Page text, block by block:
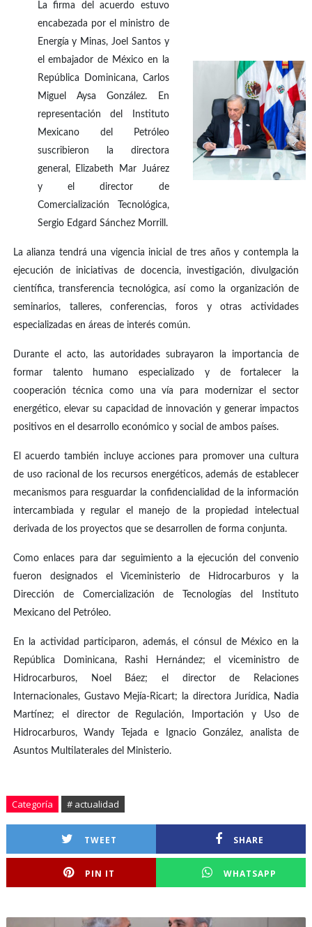
La firma del acuerdo estuvo
encabezada por el ministro de
Energía y Minas, Joel Santos y
el embajador de México en la
República Dominicana, Carlos
Miguel Aysa González. En
representación del Instituto
Mexicano del Petróleo
suscribieron la directora
general, Elizabeth Mar Juárez
y el director de
Comercialización Tecnológica,
Sergio Edgard Sánchez Morrill.
La alianza tendrá una vigencia inicial de tres años y contempla la
ejecución de iniciativas de docencia, investigación, divulgación
científica, transferencia tecnológica, así como la organización de
seminarios, talleres, conferencias, foros y otras actividades
especializadas en áreas de interés común.
Durante el acto, las autoridades subrayaron la importancia de
formar talento humano especializado y de fortalecer la
cooperación técnica como una vía para modernizar el sector
energético, elevar su capacidad de innovación y generar impactos
positivos en el desarrollo económico y social de ambos países.
El acuerdo también incluye acciones para promover una cultura
de uso racional de los recursos energéticos, además de establecer
mecanismos para resguardar la confidencialidad de la información
intercambiada y regular el manejo de la propiedad intelectual
derivada de los proyectos que se desarrollen de forma conjunta.
Como enlaces para dar seguimiento a la ejecución del convenio
fueron designados el Viceministerio de Hidrocarburos y la
Dirección de Comercialización de Tecnologías del Instituto
Mexicano del Petróleo.
En la actividad participaron, además, el cónsul de México en la
República Dominicana, Rashi Hernández; el viceministro de
Hidrocarburos, Noel Báez; el director de Relaciones
Internacionales, Gustavo Mejía-Ricart; la directora Jurídica, Nadia
Martínez; el director de Regulación, Importación y Uso de
Hidrocarburos, Wandy Tejada e Ignacio González, analista de
Asuntos Multilaterales del Ministerio.
Categoría # actualidad
TWEET SHARE
PIN IT WHATSAPP